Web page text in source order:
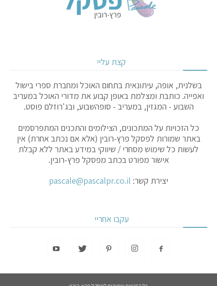
קצת עליי
בשלנית, אופה, עיתונאית בתחום האוכל ומחברת ספרי בישול
ואפייה. כותבת ומצלמת באופן קבוע את מדורי האוכל במעריב
השבוע - המגזין, במעריב - סופהשבוע, ובג'רוזלם פוסט.
כל הזכויות על המתכונים, הצילומים והתכנים המתפרסמים
באתר שמורות לפסקל פרץ-רובין (אלא אם נכתב אחרת) אין
לעשות כל שימוש מסחרי / שיווקי במידע באתר ללא קבלת
אישור מפורט בכתב מפסקל פרץ-רובין.
יצירת קשר: pascale@pascalpr.co.il
עקבו אחריי